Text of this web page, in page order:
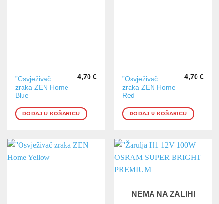
”Osvježivač
zraka ZEN Home
Blue
4,70 €
DODAJ U KOŠARICU
”Osvježivač
zraka ZEN Home
Red
4,70 €
DODAJ U KOŠARICU
NEMA NA ZALIHI